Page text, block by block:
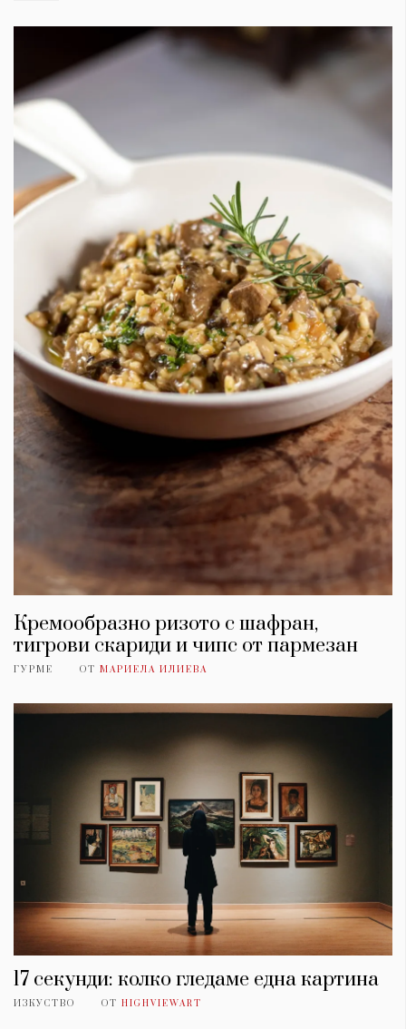
Кремообразно ризото с шафран,
тигрови скариди и чипс от пармезан
ГУРМЕ ОТ МАРИЕЛА ИЛИЕВА
17 секунди: колко гледаме една картина
ИЗКУСТВО ОТ HIGHVIEWART